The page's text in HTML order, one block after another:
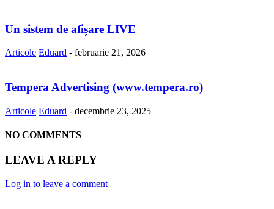
Un sistem de afișare LIVE
Articole Eduard - februarie 21, 2026
Tempera Advertising (www.tempera.ro)
Articole Eduard - decembrie 23, 2025
NO COMMENTS
LEAVE A REPLY
Log in to leave a comment